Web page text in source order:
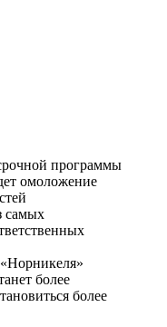
программы
омоложение
самых
более
более